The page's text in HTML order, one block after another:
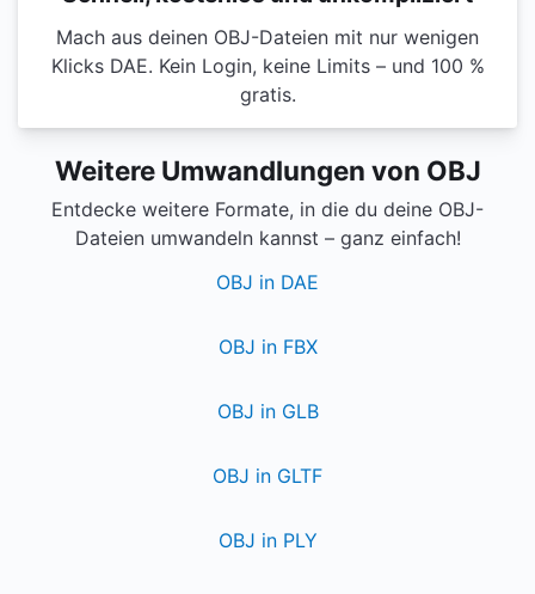
Mach aus deinen OBJ-Dateien mit nur wenigen
Klicks DAE. Kein Login, keine Limits – und 100 %
gratis.
Weitere Umwandlungen von OBJ
Entdecke weitere Formate, in die du deine OBJ-
Dateien umwandeln kannst – ganz einfach!
OBJ in DAE
OBJ in FBX
OBJ in GLB
OBJ in GLTF
OBJ in PLY